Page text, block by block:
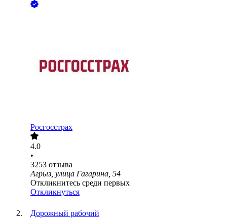
Росгосстрах
4.0
•
3253 отзыва
Агрыз, улица Гагарина, 54
Откликнитесь среди первых
Откликнуться
Дорожный рабочий